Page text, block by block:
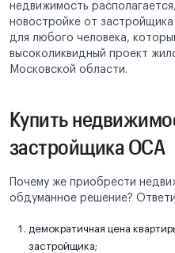
недвижимость
новостройке от
для любого человека,
высоколиквидный проект
Московской области.
Купить
застройщика ОСА
Почему же приобрести
обдуманное решение?
демократичная цена
застройщика;